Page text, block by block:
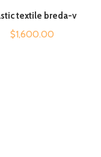
textile breda-v
$1,600.00